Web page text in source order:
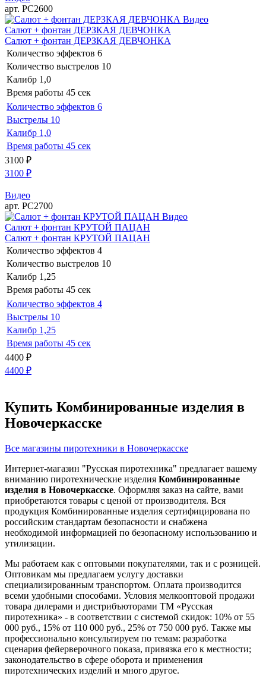
арт. РС2600
Видео
Салют + фонтан ДЕРЗКАЯ ДЕВЧОНКА
Салют + фонтан ДЕРЗКАЯ ДЕВЧОНКА
Количество эффектов 6
Количество выстрелов 10
Калибр 1,0
Время работы 45 сек
Количество эффектов 6
Выстрелы 10
Калибр 1,0
Время работы 45 сек
3100 ₽
3100 ₽
Видео
арт. РС2700
Видео
Салют + фонтан КРУТОЙ ПАЦАН
Салют + фонтан КРУТОЙ ПАЦАН
Количество эффектов 4
Количество выстрелов 10
Калибр 1,25
Время работы 45 сек
Количество эффектов 4
Выстрелы 10
Калибр 1,25
Время работы 45 сек
4400 ₽
4400 ₽
Купить Комбинированные изделия в
Новочеркасске
Все магазины пиротехники в Новочеркасске
Интернет-магазин "Русская пиротехника" предлагает вашему
вниманию пиротехнические изделия Комбинированные
изделия в Новочеркасске. Оформляя заказ на сайте, вами
приобретаются товары с ценой от производителя. Вся
продукция Комбинированные изделия сертифицирована по
российским стандартам безопасности и снабжена
необходимой информацией по безопасному использованию и
утилизации.
Мы работаем как с оптовыми покупателями, так и с розницей.
Оптовикам мы предлагаем услугу доставки
специализированным транспортом. Оплата производится
всеми удобными способами. Условия мелкооптовой продажи
товара дилерами и дистрибъюторами ТМ «Русская
пиротехника» - в соответствии с системой скидок: 10% от 55
000 руб., 15% от 110 000 руб., 25% от 750 000 руб. Также мы
профессионально консультируем по темам: разработка
сценария фейерверочного показа, привязка его к местности;
законодательство в сфере оборота и применения
пиротехнических изделий и много другое.